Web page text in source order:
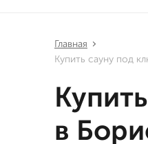
Главная
Купить сауну под
в